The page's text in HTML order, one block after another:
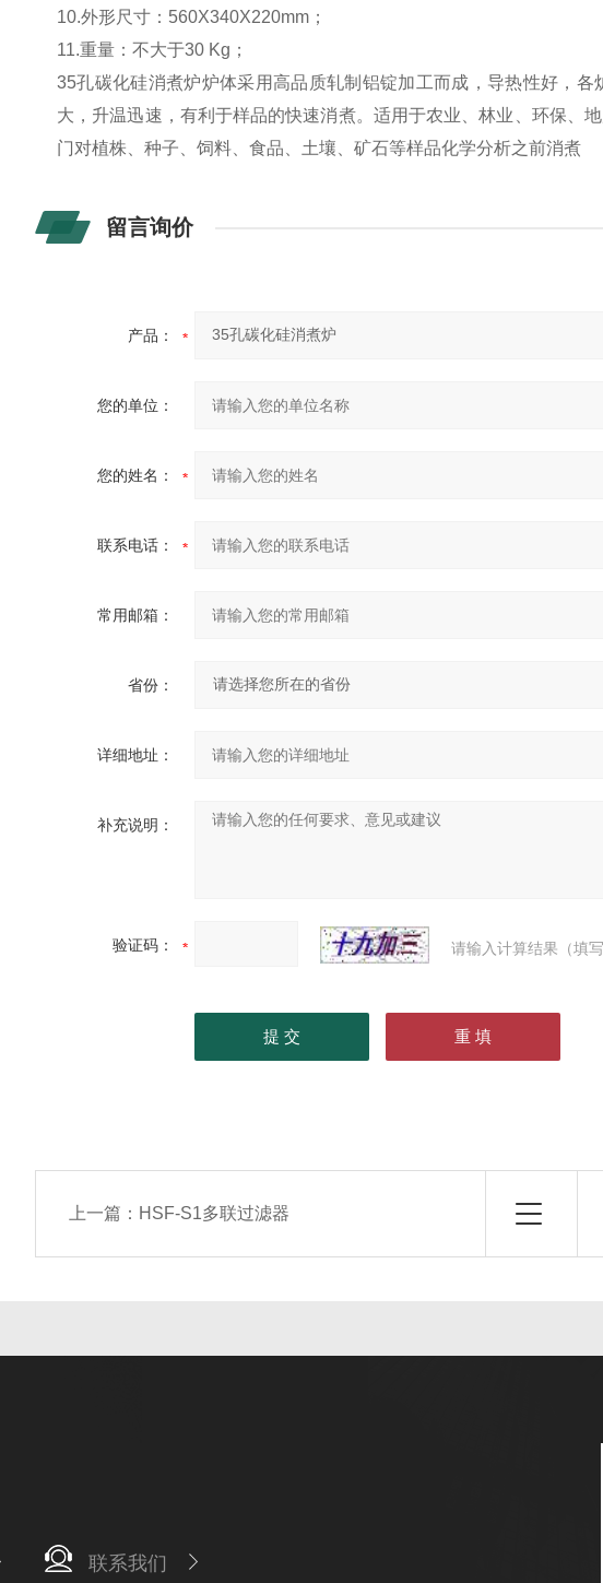
10.外形尺寸：560Х340Х220mm；
11.重量：不大于30 Kg；
35孔碳化硅消煮炉炉体采用高品质轧制铝锭加工而成，导热性好，
大，升温迅速，有利于样品的快速消煮。适用于农业、林业、环保、
门对植株、种子、饲料、食品、土壤、矿石等样品化学分析之前消煮
留言询价
产品：
您的单位：
您的姓名：
联系电话：
常用邮箱：
省份：
详细地址：
补充说明：
验证码： 请输入计算结果（填
上一篇： HSF-S1多联过滤器
联系我们